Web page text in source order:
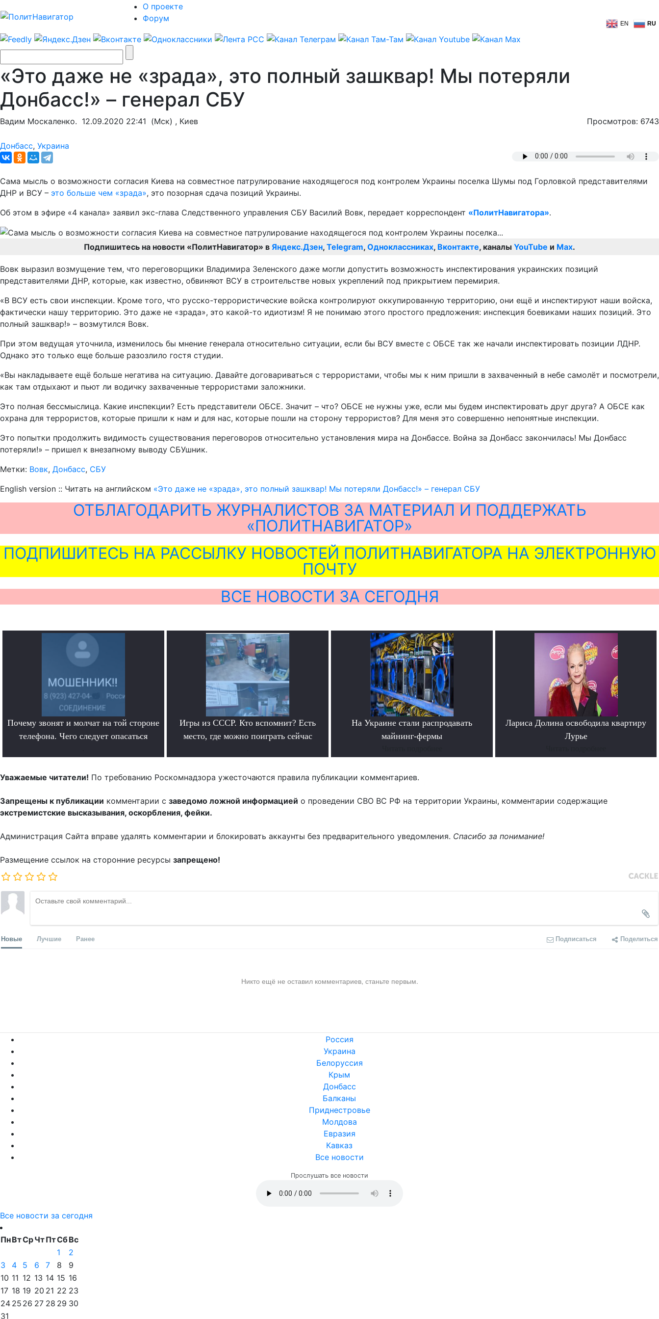
О проекте
Форум
EN RU
«Это даже не «зрада», это полный зашквар! Мы потеряли
Донбасс!» – генерал СБУ
Вадим Москаленко. 12.09.2020 22:41 (Мск) , Киев Просмотров: 6743
Донбасс, Украина
Сама мысль о возможности согласия Киева на совместное патрулирование находящегося под контролем Украины поселка Шумы под Горловкой представителями
ДНР и ВСУ – это больше чем «зрада», это позорная сдача позиций Украины.
Об этом в эфире «4 канала» заявил экс-глава Следственного управления СБУ Василий Вовк, передает корреспондент «ПолитНавигатора».
Подпишитесь на новости «ПолитНавигатор» в Яндекс.Дзен, Telegram, Одноклассниках, Вконтакте, каналы YouTube и Max.
Вовк выразил возмущение тем, что переговорщики Владимира Зеленского даже могли допустить возможность инспектирования украинских позиций
представителями ДНР, которые, как известно, обвиняют ВСУ в строительстве новых укреплений под прикрытием перемирия.
«В ВСУ есть свои инспекции. Кроме того, что русско-террористические войска контролируют оккупированную территорию, они ещё и инспектируют наши войска,
фактически нашу территорию. Это даже не «зрада», это какой-то идиотизм! Я не понимаю этого простого предложения: инспекция боевиками наших позиций. Это
полный зашквар!» – возмутился Вовк.
При этом ведущая уточнила, изменилось бы мнение генерала относительно ситуации, если бы ВСУ вместе с ОБСЕ так же начали инспектировать позиции ЛДНР.
Однако это только еще больше разозлило гостя студии.
«Вы накладываете ещё больше негатива на ситуацию. Давайте договариваться с террористами, чтобы мы к ним пришли в захваченный в небе самолёт и посмотрели,
как там отдыхают и пьют ли водичку захваченные террористами заложники.
Это полная бессмыслица. Какие инспекции? Есть представители ОБСЕ. Значит – что? ОБСЕ не нужны уже, если мы будем инспектировать друг друга? А ОБСЕ как
охрана для террористов, которые пришли к нам и для нас, которые пошли на сторону террористов? Для меня это совершенно непонятные инспекции.
Это попытки продолжить видимость существования переговоров относительно установления мира на Донбассе. Война за Донбасс закончилась! Мы Донбасс
потеряли!» – пришел к внезапному выводу СБУшник.
Метки: Вовк, Донбасс, СБУ
English version :: Читать на английском «Это даже не «зрада», это полный зашквар! Мы потеряли Донбасс!» – генерал СБУ
ОТБЛАГОДАРИТЬ ЖУРНАЛИСТОВ ЗА МАТЕРИАЛ И ПОДДЕРЖАТЬ
«ПОЛИТНАВИГАТОР»
ПОДПИШИТЕСЬ НА РАССЫЛКУ НОВОСТЕЙ ПОЛИТНАВИГАТОРА НА ЭЛЕКТРОННУЮ
ПОЧТУ
ВСЕ НОВОСТИ ЗА СЕГОДНЯ
Почему звонят и молчат на той стороне
телефона. Чего следует опасаться
Игры из СССР. Кто вспомнит? Есть
место, где можно поиграть сейчас
На Украине стали распродавать
майнинг-фермы
Лариса Долина освободила квартиру
Лурье
Уважаемые читатели! По требованию Роскомнадзора ужесточаются правила публикации комментариев.
Запрещены к публикации комментарии с заведомо ложной информацией о проведении СВО ВС РФ на территории Украины, комментарии содержащие
экстремистские высказывания, оскорбления, фейки.
Администрация Сайта вправе удалять комментарии и блокировать аккаунты без предварительного уведомления. Спасибо за понимание!
Размещение ссылок на сторонние ресурсы запрещено!
Новые Лучшие Ранее Подписаться Поделиться
Никто ещё не оставил комментариев, станьте первым.
Россия
Украина
Белоруссия
Крым
Донбасс
Балканы
Приднестровье
Молдова
Евразия
Кавказ
Все новости
Прослушать все новости
Все новости за сегодня
ПнВтСрЧтПтСбВс
1
2
3
4 5 6 7 8
9
10 11 12 13 14 15 16
17 18 19 20 21 22 23
24 25 26 27 28 29 30
31